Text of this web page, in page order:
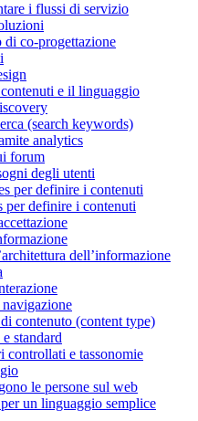
i flussi di servizio
di co-progettazione
e il linguaggio
(search keywords)
analytics
forum
degli utenti
per definire i contenuti
per definire i contenuti
dell’informazione
contenuto (content type)
standard
controllati e tassonomie
le persone sul web
un linguaggio semplice